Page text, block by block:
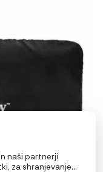
naši partnerji
za shranjevanje